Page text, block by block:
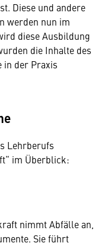
Diese und andere
werden nun im
diese Ausbildung
die Inhalte des
in der Praxis
Lehrberufs
im Überblick:
nimmt Abfälle an,
Sie führt